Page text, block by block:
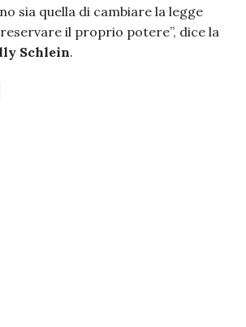
sia quella di cambiare la legge
il proprio potere”, dice la
Schlein.